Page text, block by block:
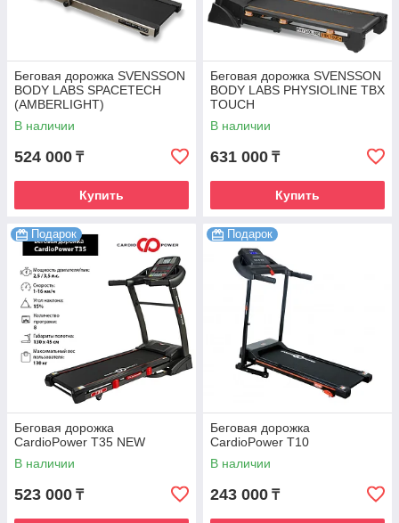
Беговая дорожка SVENSSON
BODY LABS SPACETECH
(AMBERLIGHT)
В наличии
524 000 ₸
Купить
Беговая дорожка SVENSSON
BODY LABS PHYSIOLINE TBX
TOUCH
В наличии
631 000 ₸
Купить
Подарок
Беговая дорожка
CardioPower T35 NEW
В наличии
523 000 ₸
Подарок
Беговая дорожка
CardioPower T10
В наличии
243 000 ₸